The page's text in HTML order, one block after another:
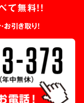
て無料!!
お引き取り！